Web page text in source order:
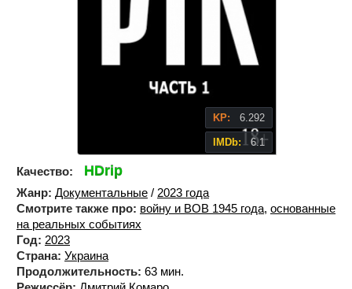
KP: 6.292
IMDb: 6.1
Качество: HDrip
Жанр: Документальные / 2023 года
Смотрите также про: войну и ВОВ 1945 года, основанные
на реальных событиях
Год: 2023
Страна: Украина
Продолжительность: 63 мин.